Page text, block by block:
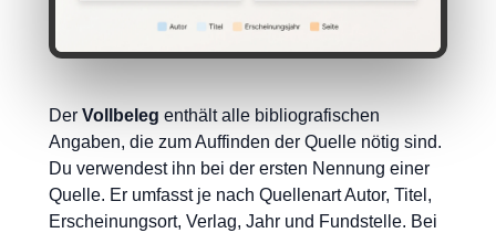
Der Vollbeleg enthält alle bibliografischen
Angaben, die zum Auffinden der Quelle nötig sind.
Du verwendest ihn bei der ersten Nennung einer
Quelle. Er umfasst je nach Quellenart Autor, Titel,
Erscheinungsort, Verlag, Jahr und Fundstelle. Bei